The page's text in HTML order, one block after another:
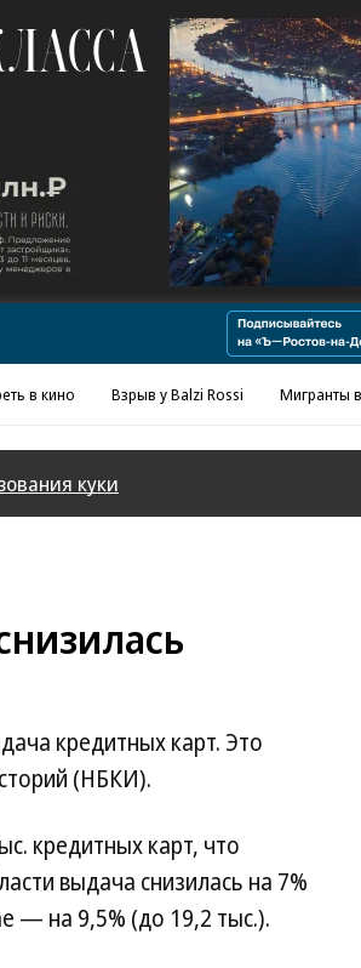
в «Ъ» www.kommersant.ru/ad
в кино Взрыв у Balzi Rossi Мигранты
куки
кредитных карт. Это
(НБКИ).
кредитных карт, что
выдача снизилась на 7%
— на 9,5% (до 19,2 тыс.).